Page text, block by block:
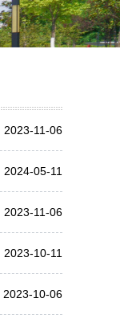
2023-11-06
2024-05-11
2023-11-06
2023-10-11
2023-10-06